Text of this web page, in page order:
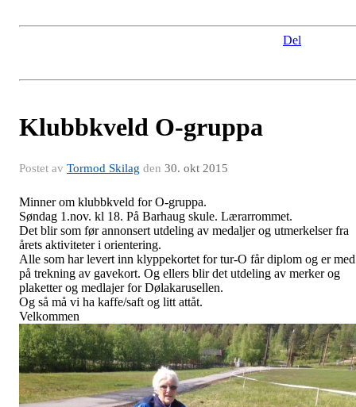
Solvor med 25 års plaketten
Klubbkveld O-gruppa